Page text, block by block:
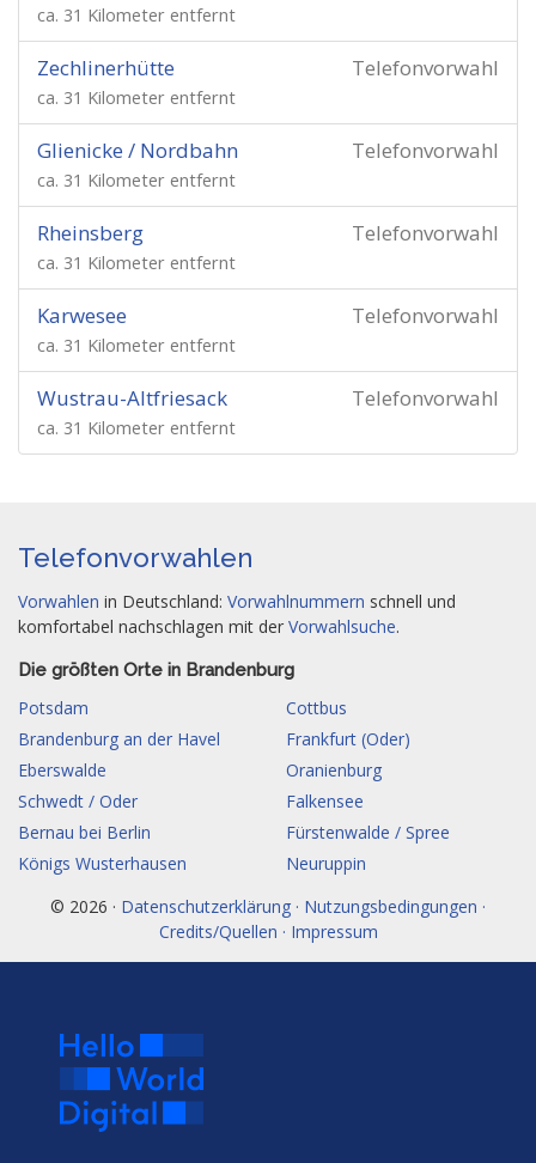
ca. 31 Kilometer entfernt
Telefonvorwahl
Zechlinerhütte
ca. 31 Kilometer entfernt
Telefonvorwahl
Glienicke / Nordbahn
ca. 31 Kilometer entfernt
Telefonvorwahl
Rheinsberg
ca. 31 Kilometer entfernt
Telefonvorwahl
Karwesee
ca. 31 Kilometer entfernt
Telefonvorwahl
Wustrau-Altfriesack
ca. 31 Kilometer entfernt
Telefonvorwahlen
Vorwahlen in Deutschland: Vorwahlnummern schnell und
komfortabel nachschlagen mit der Vorwahlsuche.
Die größten Orte in Brandenburg
Potsdam
Cottbus
Brandenburg an der Havel
Frankfurt (Oder)
Eberswalde
Oranienburg
Schwedt / Oder
Falkensee
Bernau bei Berlin
Fürstenwalde / Spree
Königs Wusterhausen
Neuruppin
© 2026 · Datenschutzerklärung · Nutzungsbedingungen ·
Credits/Quellen · Impressum